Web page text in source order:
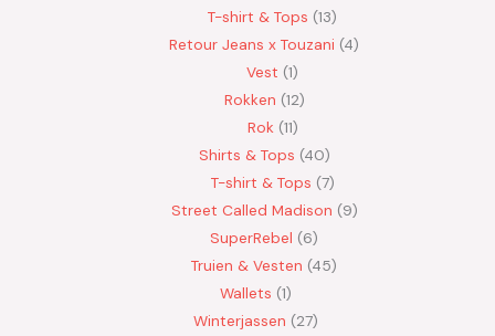
T-shirt & Tops 13
Retour Jeans x Touzani 4
Vest 1
Rokken 12
Rok 11
Shirts & Tops 40
T-shirt & Tops 7
Street Called Madison 9
SuperRebel
6
Truien & Vesten 45
Wallets 1
Winterjassen
27